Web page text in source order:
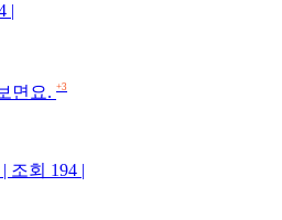
|
면요. +3
조회 194 |